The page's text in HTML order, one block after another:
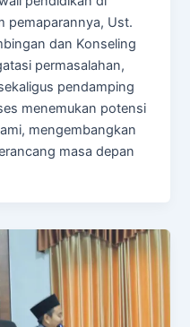
pemaparannya, Ust.
dan Konseling
permasalahan,
pendamping
menemukan potensi
mengembangkan
masa depan